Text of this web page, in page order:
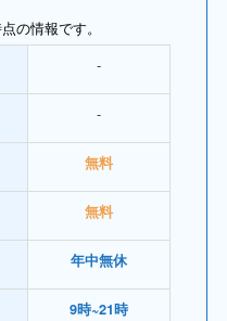
の情報です。
‐
‐
無料
無料
年中無休
9時~21時